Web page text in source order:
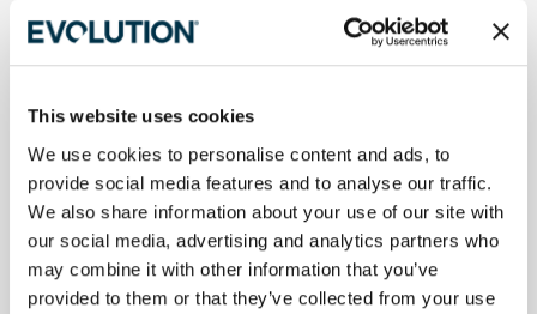
This website uses cookies
We use cookies to personalise content and ads, to
provide social media features and to analyse our traffic.
We also share information about your use of our site with
our social media, advertising and analytics partners who
may combine it with other information that you’ve
provided to them or that they’ve collected from your use
Comanda
plasata
06 Aug
Comanda
expediata
06 Aug - 07 Aug
10 Aug - 11 Aug
In Stoc
- +
Adauga in cos